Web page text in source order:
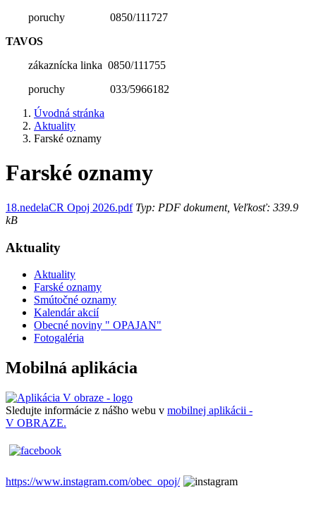
poruchy 0850/111727
TAVOS
zákaznícka linka 0850/111755
poruchy 033/5966182
Úvodná stránka
Aktuality
Farské oznamy
Farské oznamy
18.nedelaCR Opoj 2026.pdfTyp: PDF dokument, Veľkosť: 339.9
kB
Aktuality
Aktuality
Farské oznamy
Smútočné oznamy
Kalendár akcií
Obecné noviny " OPAJAN"
Fotogaléria
Mobilná aplikácia
Sledujte informácie z nášho webu v mobilnej aplikácii -
V OBRAZE.
https://www.instagram.com/obec_opoj/